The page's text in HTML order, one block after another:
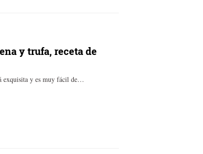
y trufa, receta de
exquisita y es muy fácil de…